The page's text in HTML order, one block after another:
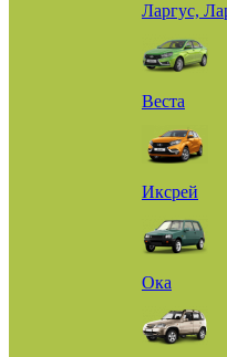
Ларгус,
Веста
Иксрей
Ока